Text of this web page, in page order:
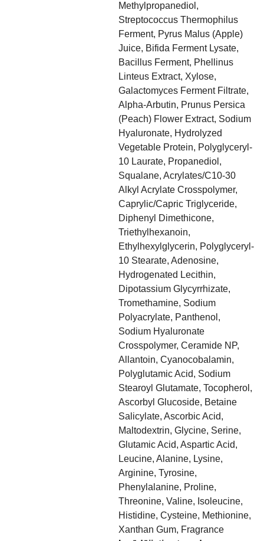
Methylpropanediol,
Streptococcus Thermophilus
Ferment, Pyrus Malus (Apple)
Juice, Bifida Ferment Lysate,
Bacillus Ferment, Phellinus
Linteus Extract, Xylose,
Galactomyces Ferment Filtrate,
Alpha-Arbutin, Prunus Persica
(Peach) Flower Extract, Sodium
Hyaluronate, Hydrolyzed
Vegetable Protein, Polyglyceryl-
10 Laurate, Propanediol,
Squalane, Acrylates/C10-30
Alkyl Acrylate Crosspolymer,
Caprylic/Capric Triglyceride,
Diphenyl Dimethicone,
Triethylhexanoin,
Ethylhexylglycerin, Polyglyceryl-
10 Stearate, Adenosine,
Hydrogenated Lecithin,
Dipotassium Glycyrrhizate,
Tromethamine, Sodium
Polyacrylate, Panthenol,
Sodium Hyaluronate
Crosspolymer, Ceramide NP,
Allantoin, Cyanocobalamin,
Polyglutamic Acid, Sodium
Stearoyl Glutamate, Tocopherol,
Ascorbyl Glucoside, Betaine
Salicylate, Ascorbic Acid,
Maltodextrin, Glycine, Serine,
Glutamic Acid, Aspartic Acid,
Leucine, Alanine, Lysine,
Arginine, Tyrosine,
Phenylalanine, Proline,
Threonine, Valine, Isoleucine,
Histidine, Cysteine, Methionine,
Xanthan Gum, Fragrance